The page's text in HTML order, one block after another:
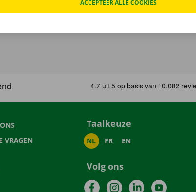
VRAGEN
Taalkeuze
NL FR EN
Volg ons
FacebookInstagramLinkedInYouTube
ACCEPTEER ALLE COOKIES